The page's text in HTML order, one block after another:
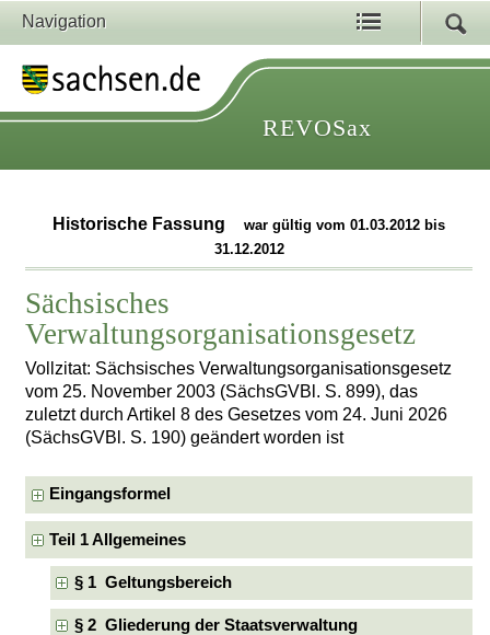
Navigation
REVOSax
Historische Fassung
war gültig vom 01.03.2012 bis
31.12.2012
Sächsisches
Verwaltungsorganisationsgesetz
Vollzitat: Sächsisches Verwaltungsorganisationsgesetz
vom 25. November 2003 (SächsGVBl. S. 899), das
zuletzt durch Artikel 8 des Gesetzes vom 24. Juni 2026
(SächsGVBl. S. 190) geändert worden ist
Eingangsformel
Teil 1 Allgemeines
§ 1 Geltungsbereich
§ 2 Gliederung der Staatsverwaltung